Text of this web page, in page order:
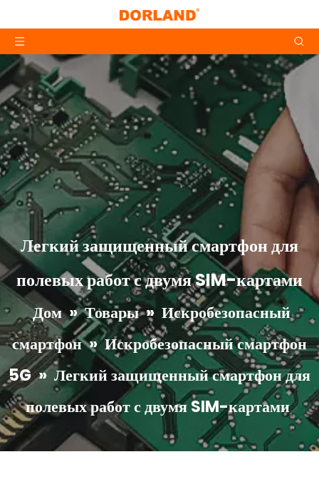
Легкий защищенный смартфон для
полевых работ с двумя SIM-картами
Дом »Товары » Искробезопасный
смартфон »Искробезопасный смартфон
5G »Легкий защищенный смартфон для
полевых работ с двумя SIM-картами